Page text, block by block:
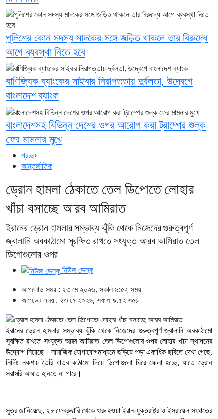
প্রচ্ছদ
আন্তর্জাতিক
ড্রোন হামলা ঠেকাতে তেল ডিপোতে লোহার
খাঁচা বসাচ্ছে আরব আমিরাত
ইরানের ড্রোন হামলার সম্ভাব্য ঝুঁকি থেকে নিজেদের গুরুত্বপূর্ণ
জ্বালানি অবকাঠামো সুরক্ষিত রাখতে সংযুক্ত আরব আমিরাত তেল
ডিপোগুলোর ওপর
নিউজ ডেস্ক
আপলোড সময় : ২৩ মে ২০২৬, সকাল ৯:৫২ সময়
আপডেট সময় : ২৩ মে ২০২৬, সকাল ৯:৫২ সময়
ইরানের ড্রোন হামলার সম্ভাব্য ঝুঁকি থেকে নিজেদের গুরুত্বপূর্ণ জ্বালানি অবকাঠামো
সুরক্ষিত রাখতে সংযুক্ত আরব আমিরাত তেল ডিপোগুলোর ওপর লোহার খাঁচা স্থাপনের
উদ্যোগ নিয়েছে। সামাজিক যোগাযোগমাধ্যমে ছড়িয়ে পড়া একাধিক ছবিতে দেখা গেছে,
নির্দিষ্ট নকশায় তৈরি ধাতব কাঠামো দিয়ে ডিপোগুলো ঘিরে ফেলা হচ্ছে, যাতে ড্রোন
সরাসরি আঘাত হানতে না পারে।
সূত্র জানিয়েছে, ২৮ ফেব্রুয়ারি থেকে শুরু হওয়া ইরান-যুক্তরাষ্ট্র ও ইসরায়েল সংঘাতের
পুলিশের কোন সদস্য মাদকের সঙ্গে জড়িত থাকলে তার বিরুদ্ধে
আগে ব্যবস্থা নিতে হবে
বাণিজ্যিক ব্যাংকের সাইবার নিরাপত্তায় দুর্বলতা, উদ্বেগে
বাংলাদেশ ব্যাংক
বাংলাদেশসহ বিভিন্ন দেশের ওপর আরোপ করা ট্রাম্পের শুল্ক
ফের মামলার মুখে